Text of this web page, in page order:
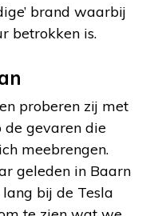
brand waarbij
betrokken is.
proberen zij met
de gevaren die
meebrengen.
geleden in Baarn
bij de Tesla